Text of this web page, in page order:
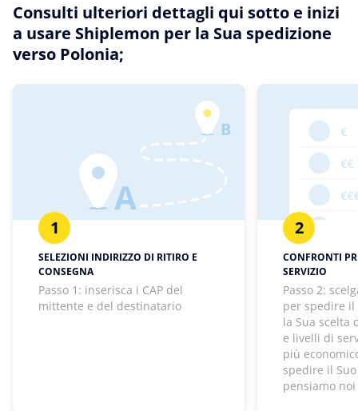
Consulti ulteriori dettagli qui sotto e inizi
a usare Shiplemon per la Sua spedizione
verso Polonia;
1
SELEZIONI INDIRIZZO DI RITIRO E
CONSEGNA
Passo 1: inserisca i CAP del
mittente e del destinatario
2
CONFRONTI
SERVIZIO
Passo 2:
per spedire il
la Sua scelta
e livelli di
più
spedire il Suo
pensiamo noi